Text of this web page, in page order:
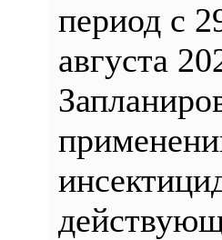
период с
августа